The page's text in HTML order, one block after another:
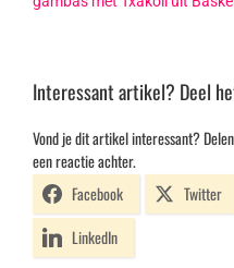
Interessant artikel? Deel
Vond je dit artikel interessant?
een reactie achter.
Facebook
Twitter
LinkedIn